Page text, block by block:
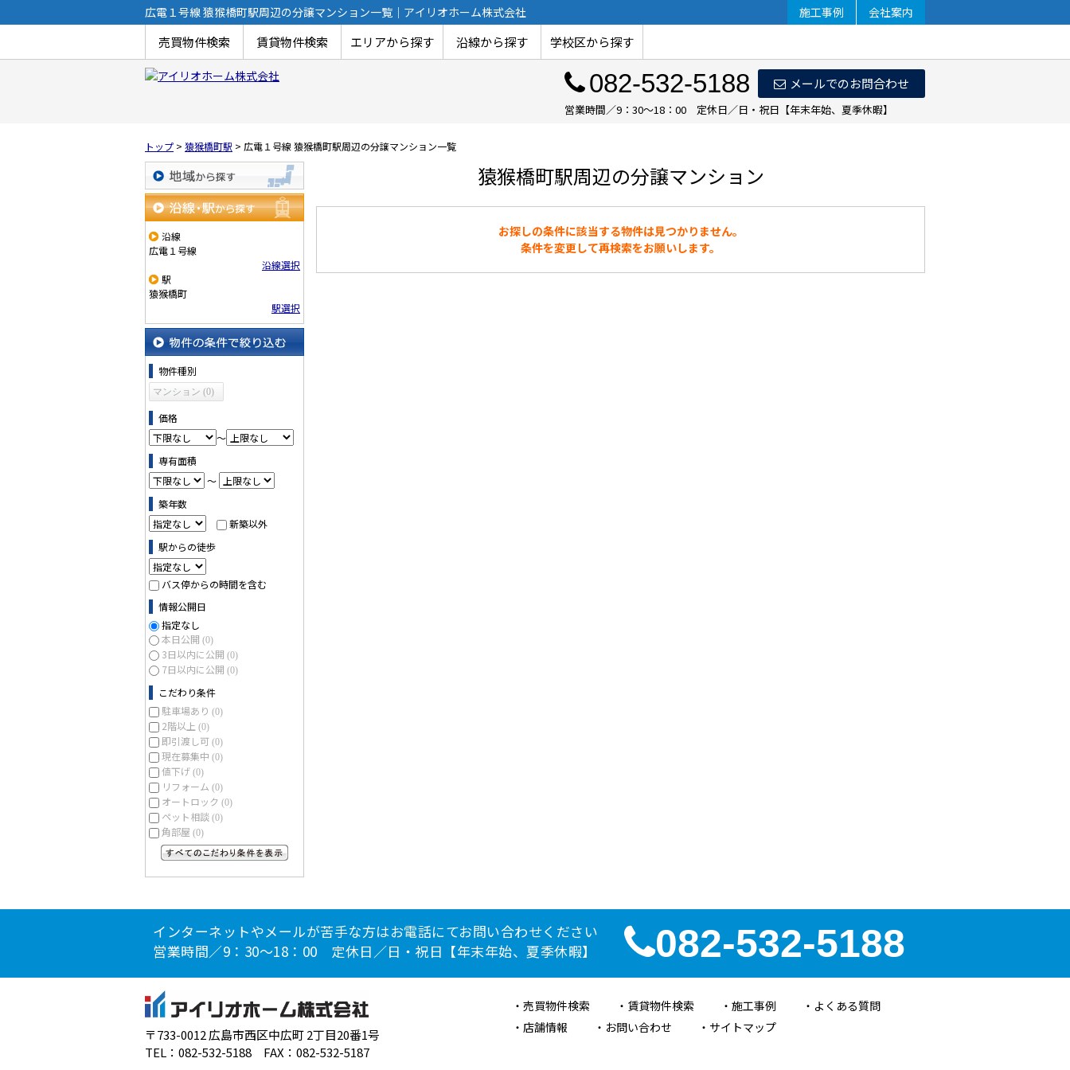
広電１号線 猿猴橋町駅周辺の分譲マンション一覧｜アイリオホーム株式会社 施工事例 会社案内
売買物件検索 賃貸物件検索 エリアから探す 沿線から探す 学校区から探す
メールでのお問合わせ
082-532-5188
営業時間／9：30～18：00 定休日／日・祝日【年末年始、夏季休暇】
トップ > 猿猴橋町駅 > 広電１号線 猿猴橋町駅周辺の分譲マンション一覧
地域から探す
沿線・駅から探す
沿線
広電１号線
沿線選択
駅
猿猴橋町
駅選択
物件の条件で絞り込む
物件種別
マンション (0)
価格
～
専有面積
～
築年数
新築以外
駅からの徒歩
バス停からの時間を含む
情報公開日
指定なし
本日公開 (0)
3日以内に公開 (0)
7日以内に公開 (0)
こだわり条件
駐車場あり (0)
2階以上 (0)
即引渡し可 (0)
現在募集中 (0)
値下げ (0)
リフォーム (0)
オートロック (0)
ペット相談 (0)
角部屋 (0)
猿猴橋町駅周辺の分譲マンション
お探しの条件に該当する物件は見つかりません。
条件を変更して再検索をお願いします。
インターネットやメールが苦手な方はお電話にてお問い合わせください
営業時間／9：30～18：00 定休日／日・祝日【年末年始、夏季休暇】
082-532-5188
〒733-0012 広島市西区中広町 2丁目20番1号
TEL：082-532-5188 FAX：082-532-5187
売買物件検索 賃貸物件検索 施工事例
よくある質問
店舗情報
お問い合わせ サイトマップ